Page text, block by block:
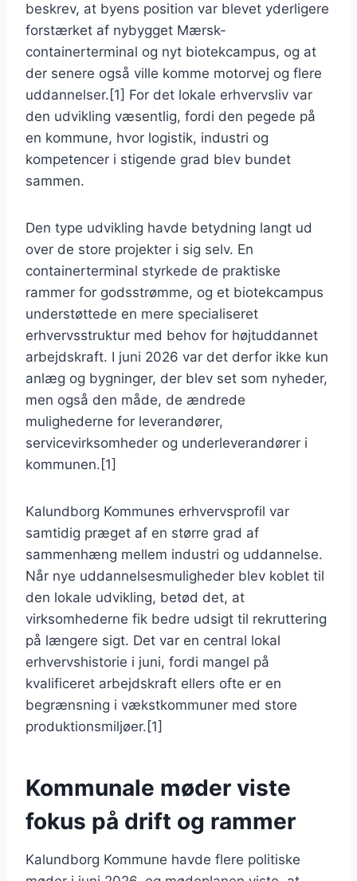
beskrev, at byens position var blevet yderligere
forstærket af nybygget Mærsk-
containerterminal og nyt biotekcampus, og at
der senere også ville komme motorvej og flere
uddannelser.[1] For det lokale erhvervsliv var
den udvikling væsentlig, fordi den pegede på
en kommune, hvor logistik, industri og
kompetencer i stigende grad blev bundet
sammen.
Den type udvikling havde betydning langt ud
over de store projekter i sig selv. En
containerterminal styrkede de praktiske
rammer for godsstrømme, og et biotekcampus
understøttede en mere specialiseret
erhvervsstruktur med behov for højtuddannet
arbejdskraft. I juni 2026 var det derfor ikke kun
anlæg og bygninger, der blev set som nyheder,
men også den måde, de ændrede
mulighederne for leverandører,
servicevirksomheder og underleverandører i
kommunen.[1]
Kalundborg Kommunes erhvervsprofil var
samtidig præget af en større grad af
sammenhæng mellem industri og uddannelse.
Når nye uddannelsesmuligheder blev koblet til
den lokale udvikling, betød det, at
virksomhederne fik bedre udsigt til rekruttering
på længere sigt. Det var en central lokal
erhvervshistorie i juni, fordi mangel på
kvalificeret arbejdskraft ellers ofte er en
begrænsning i vækstkommuner med store
produktionsmiljøer.[1]
Kommunale møder viste
fokus på drift og rammer
Kalundborg Kommune havde flere politiske